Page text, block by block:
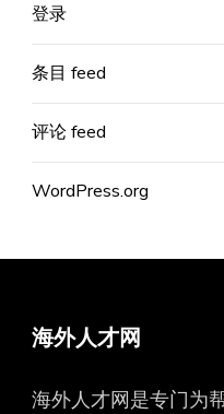
登录
条目 feed
评论 feed
WordPress.org
海外人才网
海外人才网是专门为